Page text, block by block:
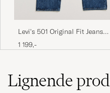
BJØRG O KJØPTE PÅ
Alles bestens, gerne
Levi's 501 Original Fit Jeans
Stonewash
1 199,-
Lignende